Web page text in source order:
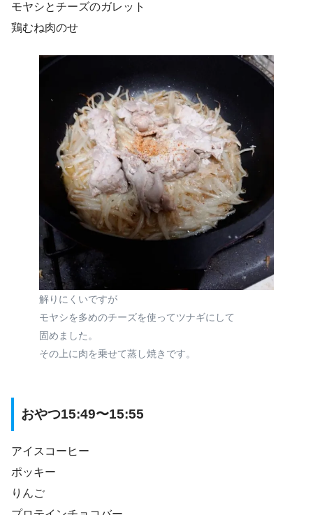
モヤシとチーズのガレット
鶏むね肉のせ
解りにくいですが
モヤシを多めのチーズを使ってツナギにして
固めました。
その上に肉を乗せて蒸し焼きです。
おやつ15:49〜15:55
アイスコーヒー
ポッキー
りんご